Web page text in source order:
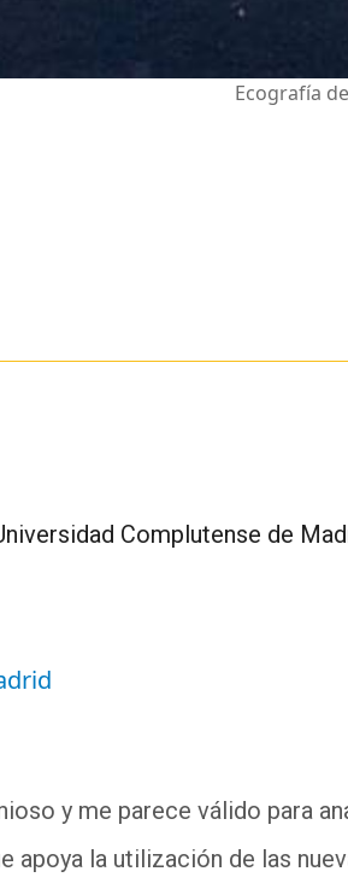
Ecografía
Complutense de
y me parece válido para
apoya la utilización de las